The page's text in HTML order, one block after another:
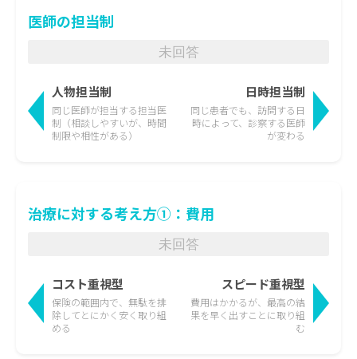
医師の担当制
未回答
人物担当制
同じ医師が担当する担当医
制 （相談しやすいが、時間
制限や相性がある）
同じ患者でも、訪問する日
時によって、 診察する医師
が変わる
日時担当制
治療に対する考え方①：費用
未回答
コスト重視型
保険の範囲内で、無駄を排
除してとにかく安く取り組
める
費用はかかるが、最高の結
果を早く出すことに取り組
む
スピード重視型